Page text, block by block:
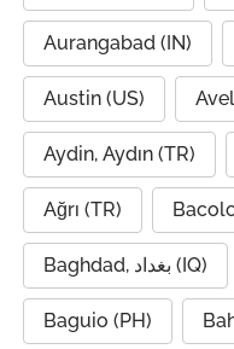
Aurangabad (IN)
Austin (US)
Aydin, Aydın (TR)
Ağrı (TR)
Baghdad, بغداد (IQ)
Baguio (PH)